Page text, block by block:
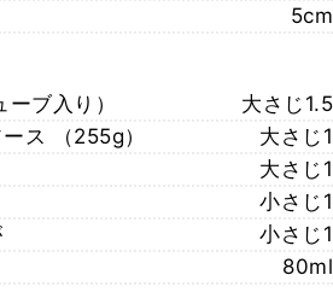
5cm
ブ入り）
大さじ1.5
ス （255g）
大さじ1
大さじ1
小さじ1
小さじ1
80ml